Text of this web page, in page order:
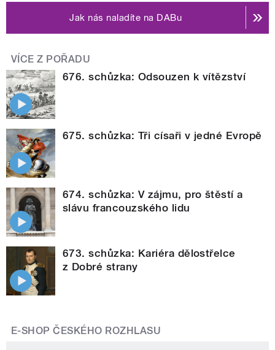
Jak nás naladíte na DABu
VÍCE Z POŘADU
676. schůzka: Odsouzen k vítězství
675. schůzka: Tři císaři v jedné Evropě
674. schůzka: V zájmu, pro štěstí a
slávu francouzského lidu
673. schůzka: Kariéra dělostřelce
z Dobré strany
E-SHOP ČESKÉHO ROZHLASU